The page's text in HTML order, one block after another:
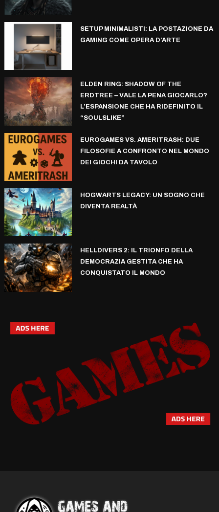
SETUP MINIMALISTI: LA POSTAZIONE DA
GAMING COME OPERA D’ARTE
ELDEN RING: SHADOW OF THE
ERDTREE – VALE LA PENA GIOCARLO?
L’ESPANSIONE CHE HA RIDEFINITO IL
“SOULSLIKE”
EUROGAMES VS. AMERITRASH: DUE
FILOSOFIE A CONFRONTO NEL MONDO
DEI GIOCHI DA TAVOLO
HOGWARTS LEGACY: UN SOGNO CHE
DIVENTA REALTÀ
HELLDIVERS 2: IL TRIONFO DELLA
DEMOCRAZIA GESTITA CHE HA
CONQUISTATO IL MONDO